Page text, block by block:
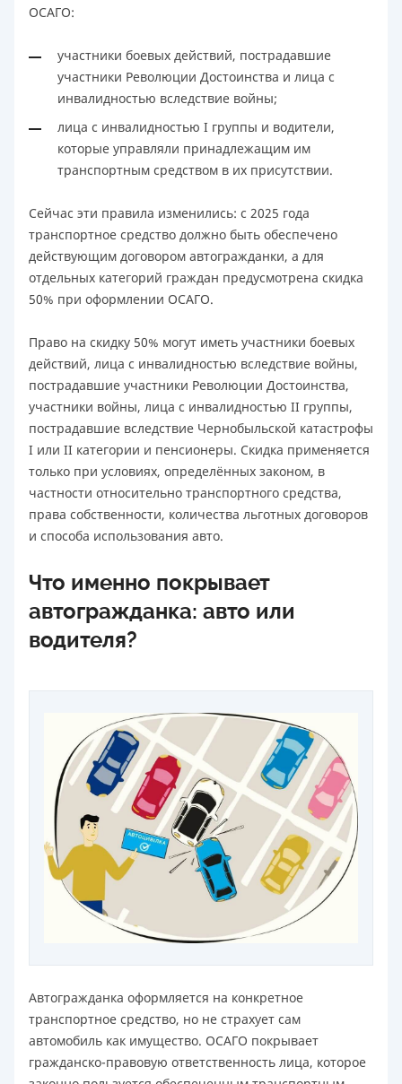
ОСАГО:
участники боевых действий, пострадавшие
участники Революции Достоинства и лица с
инвалидностью вследствие войны;
лица с инвалидностью I группы и водители,
которые управляли принадлежащим им
транспортным средством в их присутствии.
Сейчас эти правила изменились: с 2025 года
транспортное средство должно быть обеспечено
действующим договором автогражданки, а для
отдельных категорий граждан предусмотрена скидка
50% при оформлении ОСАГО.
Право на скидку 50% могут иметь участники боевых
действий, лица с инвалидностью вследствие войны,
пострадавшие участники Революции Достоинства,
участники войны, лица с инвалидностью II группы,
пострадавшие вследствие Чернобыльской катастрофы
I или II категории и пенсионеры. Скидка применяется
только при условиях, определённых законом, в
частности относительно транспортного средства,
права собственности, количества льготных договоров
и способа использования авто.
Что именно покрывает
автогражданка: авто или
водителя?
Автогражданка оформляется на конкретное
транспортное средство, но не страхует сам
автомобиль как имущество. ОСАГО покрывает
гражданско-правовую ответственность лица, которое